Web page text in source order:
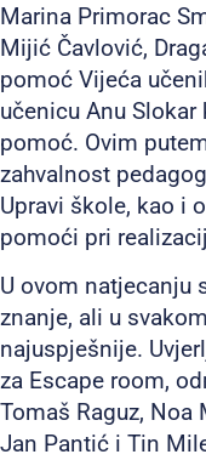
Marina Primorac
Mijić Čavlović,
pomoć Vijeća
učenicu Anu
pomoć. Ovim
zahvalnost
Upravi škole, kao i
pomoći pri
U ovom natjecanju
znanje, ali u
najuspješnije.
za Escape room,
Tomaš Raguz,
Jan Pantić i Tin